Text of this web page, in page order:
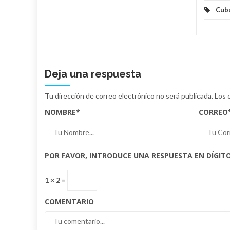
Deja una respuesta
Tu dirección de correo electrónico no será publicada.Los
NOMBRE* CORREO
POR FAVOR, INTRODUCE UNA RESPUESTA EN
1 × 2 =
COMENTARIO